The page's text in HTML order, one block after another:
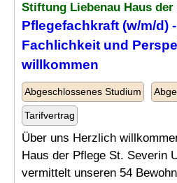
Stiftung Liebenau Haus
Pflegefachkraft (w/m/d) -
Fachlichkeit und
willkommen
Abgeschlossenes Studium
Tarifvertrag
Über uns Herzlich
Haus der Pflege St. Severin
vermittelt unseren 54